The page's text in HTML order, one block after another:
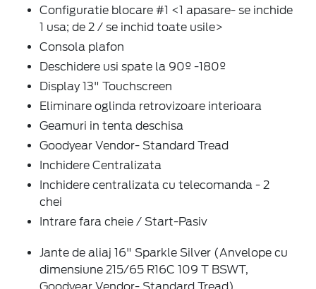
Configuratie blocare #1 <1 apasare- se inchide
1 usa; de 2 / se inchid toate usile>
Consola plafon
Deschidere usi spate la 90º -180º
Display 13" Touchscreen
Eliminare oglinda retrovizoare interioara
Geamuri in tenta deschisa
Goodyear Vendor- Standard Tread
Inchidere Centralizata
Inchidere centralizata cu telecomanda - 2
chei
Intrare fara cheie / Start-Pasiv
Jante de aliaj 16" Sparkle Silver (Anvelope cu
dimensiune 215/65 R16C 109 T BSWT,